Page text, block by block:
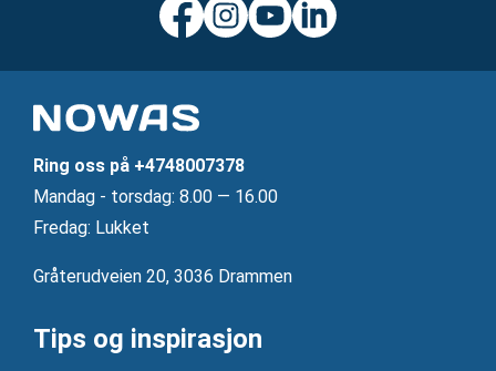
Ring oss på +4748007378
Mandag ‐ torsdag: 8.00 — 16.00
Fredag: Lukket
Gråterudveien 20, 3036 Drammen
Tips og inspirasjon